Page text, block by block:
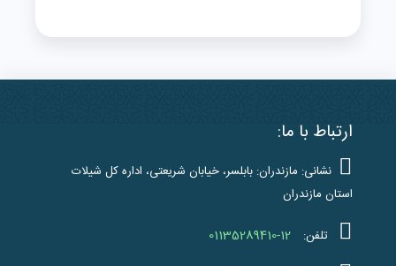
ارتباط با ما:
نشانی: مازندران: بابلسر، خیابان شریعتی، اداره کل شیلات
استان مازندران
تلفن: 01135289410-12